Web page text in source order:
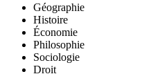
Géographie
Histoire
Économie
Philosophie
Sociologie
Droit